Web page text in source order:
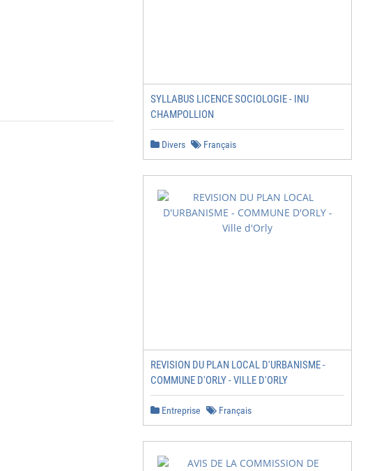
SYLLABUS LICENCE SOCIOLOGIE - INU
CHAMPOLLION
Divers Français
REVISION DU PLAN LOCAL D'URBANISME -
COMMUNE D'ORLY - VILLE D'ORLY
Entreprise Français